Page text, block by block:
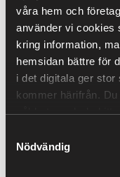
våra hem och
använder vi cookies
kring information,
hemsidan bättre för
i det digitala ger stor
kommer härifrån.
såklart – och du
Nödvändig
tillgänglighet i
noterades blandade
också kan ha
stigande elpriser,
vecka.
//Nathalie